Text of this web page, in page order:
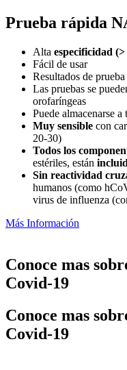
Prueba rápida
Alta especificidad
Fácil de usar
Resultados de
Las pruebas se
orofaríngeas
Puede almacenarse
Muy sensible con
20-30)
Todos los
estériles, están
Sin reactividad
humanos (como
virus de influenza
Más Información
Conoce mas
Covid-19
Conoce mas
Covid-19